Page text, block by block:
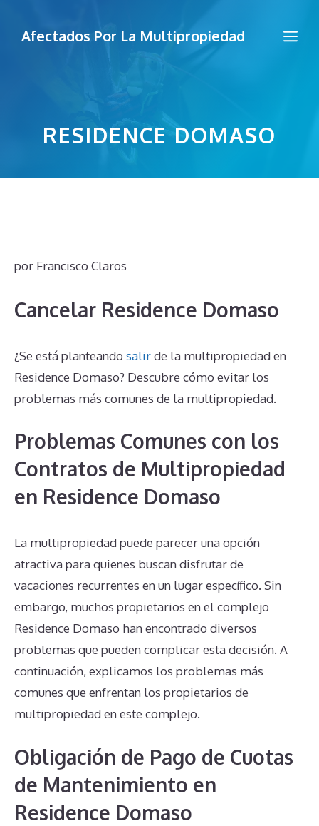
Afectados Por La Multipropiedad
RESIDENCE DOMASO
por Francisco Claros
Cancelar Residence Domaso
¿Se está planteando salirde la multipropiedad en
Residence Domaso? Descubre cómo evitar los
problemas más comunes de la multipropiedad.
Problemas Comunes con los
Contratos de Multipropiedad
en Residence Domaso
La multipropiedad puede parecer una opción
atractiva para quienes buscan disfrutar de
vacaciones recurrentes en un lugar específico. Sin
embargo, muchos propietarios en el complejo
Residence Domaso han encontrado diversos
problemas que pueden complicar esta decisión. A
continuación, explicamos los problemas más
comunes que enfrentan los propietarios de
multipropiedad en este complejo.
Obligación de Pago de Cuotas
de Mantenimiento en
Residence Domaso